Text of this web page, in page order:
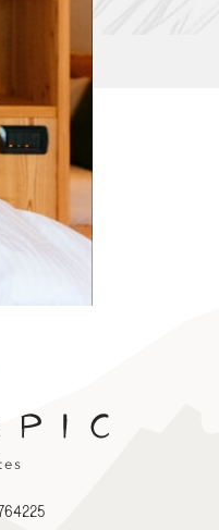
al momento della richiesta.
più a lungo degli spazi e del